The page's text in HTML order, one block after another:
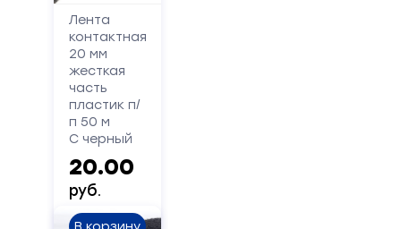
Лента
контактная
20 мм
жесткая
часть
пластик п/
п 50 м
С черный
20.00
руб.